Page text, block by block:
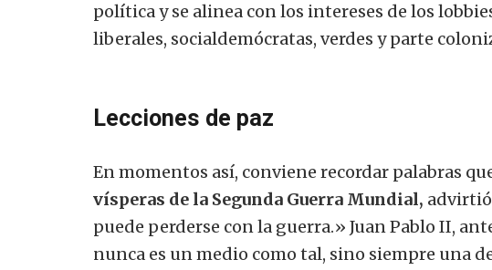
política y se alinea con los intereses de los
liberales, socialdemócratas, verdes y parte
Lecciones de paz
En momentos así, conviene recordar palabras
vísperas de la Segunda Guerra Mundial,
puede perderse con la guerra.» Juan Pablo II,
nunca es un medio como tal, sino siempre una